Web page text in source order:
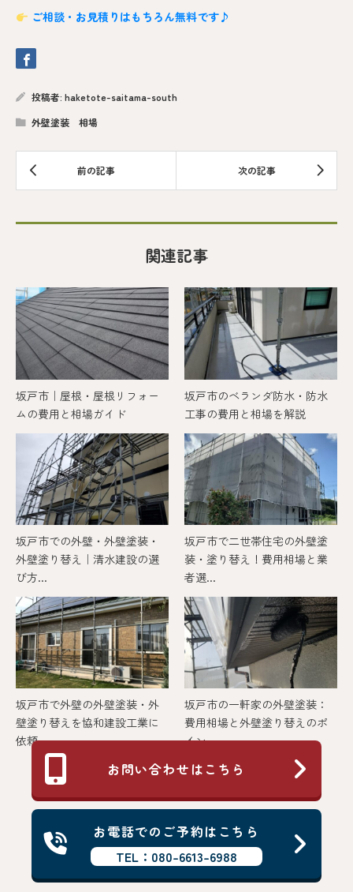
ご相談・お見積りはもちろん無料です♪
投稿者: haketote-saitama-south
外壁塗装 相場
関連記事
坂戸市｜屋根・屋根リフォー
ムの費用と相場ガイド
坂戸市のベランダ防水・防水
工事の費用と相場を解説
坂戸市での外壁・外壁塗装・
外壁塗り替え｜清水建設の選
び方...
坂戸市で二世帯住宅の外壁塗
装・塗り替え！費用相場と業
者選...
坂戸市で外壁の外壁塗装・外
壁塗り替えを協和建設工業に
依頼...
坂戸市の一軒家の外壁塗装：
費用相場と外壁塗り替えのポ
イン...
お問い合わせはこちら
お電話でのご予約はこちら
TEL：080-6613-6988